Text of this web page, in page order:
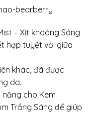
bearberry
– Xịt khoáng Sáng
hợp tuyệt vời giữa
khác, đã được
da.
cho Kem
Trắng Sáng để giúp